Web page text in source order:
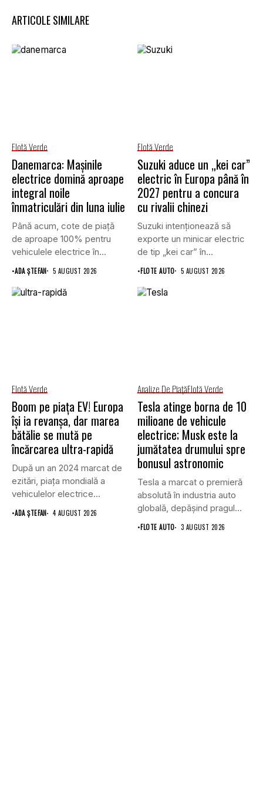
ARTICOLE SIMILARE
Flotă Verde
Danemarca: Mașinile
electrice domină aproape
integral noile
înmatriculări din luna iulie
Până acum, cote de piață
de aproape 100% pentru
vehiculele electrice în...
•ADA ȘTEFAN 5 AUGUST 2026
Flotă Verde
Suzuki aduce un „kei car”
electric în Europa până în
2027 pentru a concura
cu rivalii chinezi
Suzuki intenționează să
exporte un minicar electric
de tip „kei car” în...
•FLOTE AUTO 5 AUGUST 2026
Flotă Verde
Boom pe piața EV! Europa
își ia revanșa, dar marea
bătălie se mută pe
încărcarea ultra-rapidă
După un an 2024 marcat de
ezitări, piața mondială a
vehiculelor electrice...
•ADA ȘTEFAN 4 AUGUST 2026
Analize De PiațăFlotă Verde
Tesla atinge borna de 10
milioane de vehicule
electrice; Musk este la
jumătatea drumului spre
bonusul astronomic
Tesla a marcat o premieră
absolută în industria auto
globală, depășind pragul...
•FLOTE AUTO 3 AUGUST 2026